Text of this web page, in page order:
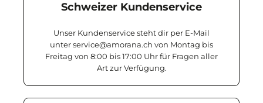
Schweizer Kundenservice
Unser Kundenservice steht dir per E-Mail
unter service@amorana.ch von Montag bis
Freitag von 8:00 bis 17:00 Uhr für Fragen aller
Art zur Verfügung.